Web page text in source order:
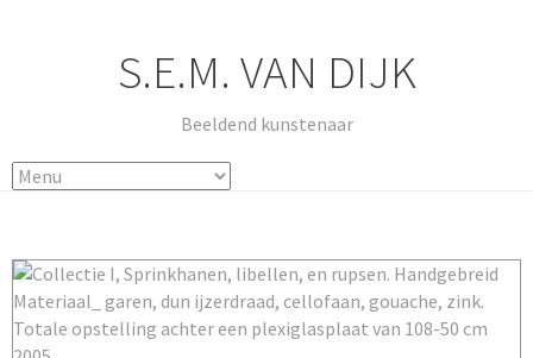
S.E.M. VAN DIJK
Beeldend kunstenaar